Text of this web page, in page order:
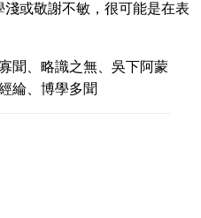
或敬謝不敏，很可能是在表
寡聞、略識之無、吳下阿蒙
綸、博學多聞